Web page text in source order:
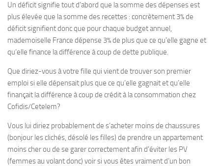
Un déficit signifie tout d’abord que la somme des dépenses est
plus élevée que la somme des recettes : concrètement 3% de
déficit signifient donc que pour chaque budget annuel,
mademoiselle France dépense 3% de plus que ce qu’elle gagne et
qu’elle finance la différence à coup de dette publique.
Que diriez-vous à votre fille qui vient de trouver son premier
emploi si elle dépensait plus que ce qu’elle gagnait et qu’elle
finançait la différence à coup de crédit à la consommation chez
Cofidis/Cetelem?
Vous lui diriez probablement de s’acheter moins de chaussures
(bonjour les clichés, désolé les filles) de prendre un appartement
moins cher ou de se garer correctement afin d’éviter les PV
(femmes au volant donc) voir si vous êtes vraiment d’un bon